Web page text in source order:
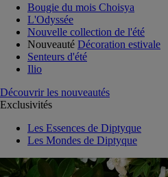
Bougie du mois Choisya
L'Odyssée
Nouvelle collection de l'été
Nouveauté Décoration estivale
Senteurs d'été
Ilio
Découvrir les nouveautés
Exclusivités
Les Essences de Diptyque
Les Mondes de Diptyque